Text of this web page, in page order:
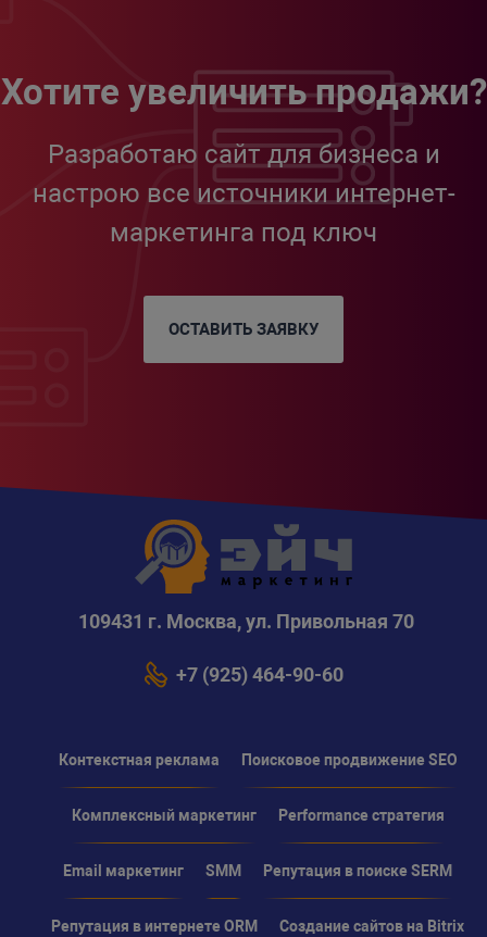
Хотите увеличить продажи?
Разработаю сайт для бизнеса и
настрою все источники интернет-
маркетинга под ключ
ОСТАВИТЬ ЗАЯВКУ
109431 г. Москва, ул. Привольная 70
+7 (925) 464-90-60
Контекстная реклама Поисковое продвижение SEO
Комплексный маркетинг Performance стратегия
Email маркетинг SMM Репутация в поиске SERM
Репутация в интернете ORM Создание сайтов на Bitrix